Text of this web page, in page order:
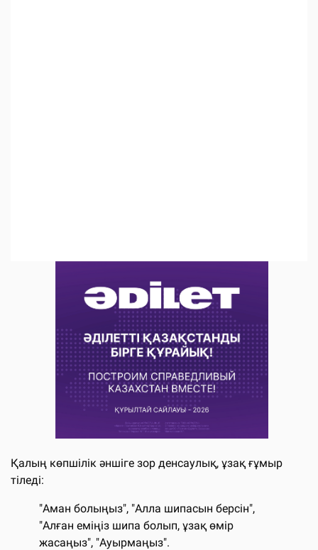
Қалың көпшілік әншіге зор денсаулық, ұзақ ғұмыр
тіледі:
"Аман болыңыз", "Алла шипасын берсін",
"Алған еміңіз шипа болып, ұзақ өмір
жасаңыз", "Ауырмаңыз".